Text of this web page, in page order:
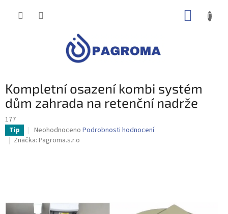
Kompletní osazení kombi systém
dům zahrada na retenční nadrže
177
Tip
Průměrné
hodnocení
Neohodnoceno Podrobnosti hodnocení
Značka: Pagroma.s.r.o